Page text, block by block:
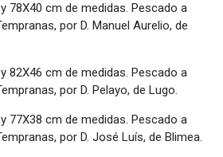
78X40 cm de medidas. Pescado a
por D. Manuel Aurelio, de
82X46 cm de medidas. Pescado a
por D. Pelayo, de Lugo.
77X38 cm de medidas. Pescado a
por D. José Luís, de Blimea.